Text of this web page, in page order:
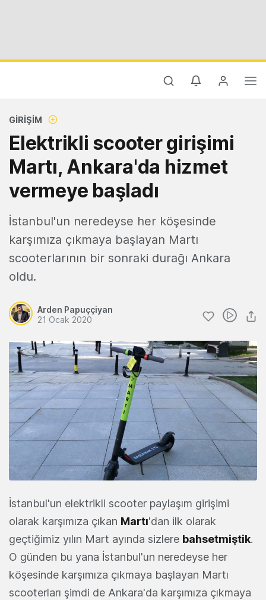
GIRIŞIM
Elektrikli scooter girişimi
Martı, Ankara'da hizmet
vermeye başladı
İstanbul'un neredeyse her köşesinde
karşımıza çıkmaya başlayan Martı
scooterlarının bir sonraki durağı Ankara
oldu.
Arden Papuççiyan
21 Ocak 2020
İstanbul'un elektrikli scooter paylaşım girişimi
olarak karşımıza çıkan Martı'dan ilk olarak
geçtiğimiz yılın Mart ayında sizlere bahsetmiştik.
O günden bu yana İstanbul'un neredeyse her
köşesinde karşımıza çıkmaya başlayan Martı
scooterları şimdi de Ankara'da karşımıza çıkmaya